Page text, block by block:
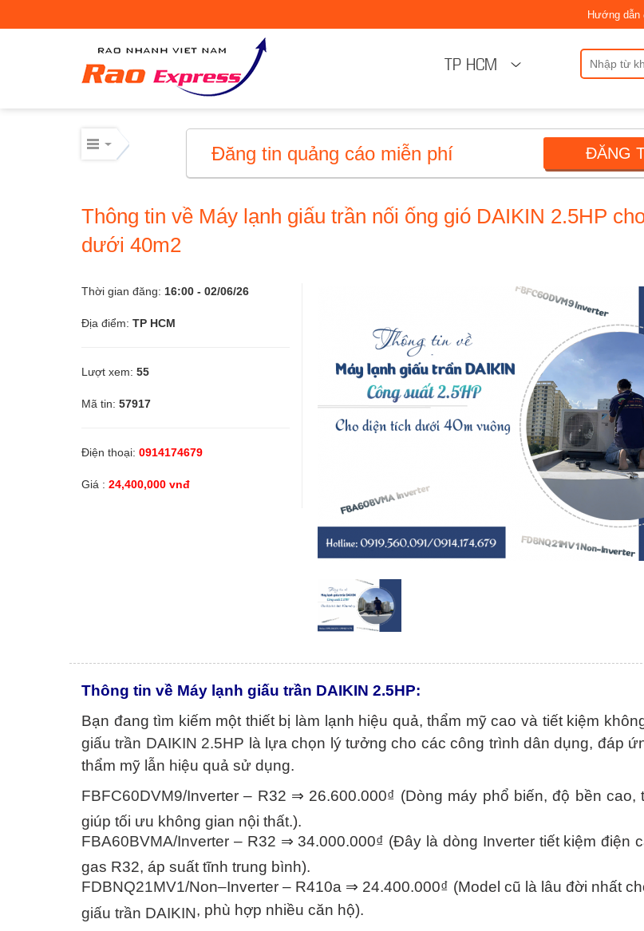
Thiết bị công nghiệp
Mua bán thiết bị cơ giới
Mua bán - Cho thuê xe cơ giới
Xe cơ giới
Điện lạnh – linh kiện
Tìm đại lý phân phối
Dịch vụ bảo trì thiết bị
Dịch vụ bảo trì thiết bị
Vật liệu xây dựng
Vật liệu xây dựng
Đồ cũ
Hướng dẫn
TP HCM
Đăng tin quảng cáo miễn phí ĐĂNG
Thông tin về Máy lạnh giấu trần nối ống gió DAIKIN 2.5HP
dưới 40m2
Thời gian đăng: 16:00 - 02/06/26
Địa điểm: TP HCM
Lượt xem: 55
Mã tin: 57917
Điện thoại: 0914174679
Giá : 24,400,000 vnđ
Thông tin về Máy lạnh giấu trần DAIKIN 2.5HP:
Bạn đang tìm kiếm một thiết bị làm lạnh hiệu quả, thẩm mỹ cao và tiết kiệm
giấu trần DAIKIN 2.5HP là lựa chọn lý tưởng cho các công trình dân dụng, đáp
thẩm mỹ lẫn hiệu quả sử dụng.
FBFC60DVM9/Inverter – R32 ⇒ 26.600.000₫ (Dòng máy phổ biến, độ bền cao,
giúp tối ưu không gian nội thất.).
FBA60BVMA/Inverter – R32 ⇒ 34.000.000₫ (Đây là dòng Inverter tiết kiệm điện
gas R32, áp suất tĩnh trung bình).
FDBNQ21MV1/Non–Inverter – R410a ⇒ 24.400.000₫ (Model cũ là lâu đời nhất
giấu trần DAIKIN, phù hợp nhiều căn hộ).